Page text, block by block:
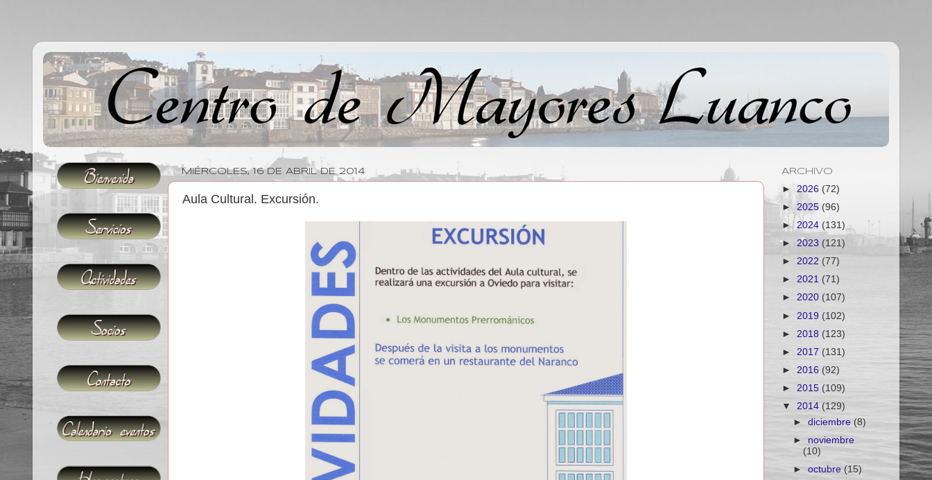
MIÉRCOLES, 16 DE ABRIL DE 2014
Aula Cultural. Excursión.
ARCHIVO
► 2026 (72)
► 2025 (96)
► 2024 (131)
► 2023 (121)
► 2022 (77)
► 2021 (71)
► 2020 (107)
► 2019 (102)
► 2018 (123)
► 2017 (131)
► 2016 (92)
► 2015 (109)
▼ 2014 (129)
►diciembre(8)
► noviembre
(10)
►octubre(15)